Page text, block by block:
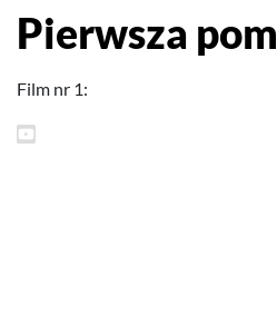
Pier­wsza
Film nr 1: